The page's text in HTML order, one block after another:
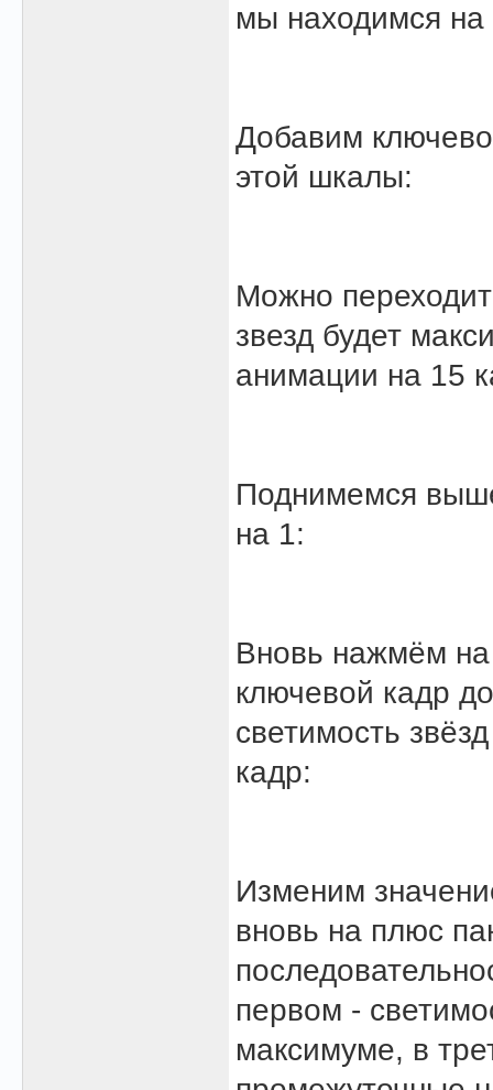
мы находимся
Добавим
этой шкалы:
Можно
звезд будет
анимации на 15
Поднимемся
на 1:
Вновь нажмём
ключевой кадр
светимость
кадр:
Изменим
вновь на плюс
первом -
максимуме, в